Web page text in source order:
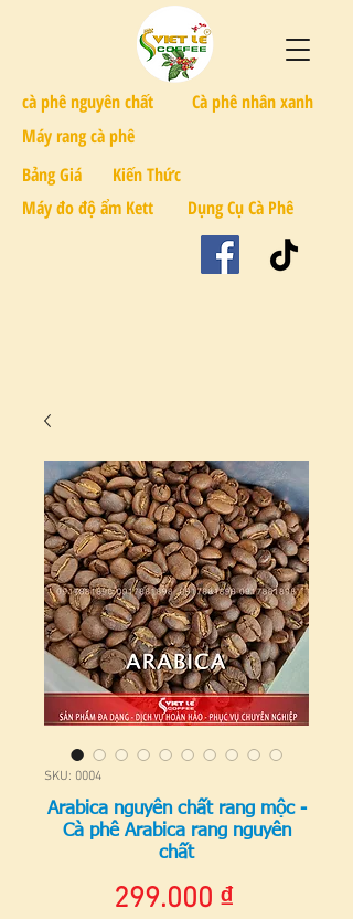
Bảng Giá
Dụng Cụ Cà Phê
Máy đo độ ẩm Kett
Kiến Thức
Cà phê nhân xanh
cà phê nguyên chất
Máy rang cà phê
SKU: 0004
Arabica nguyên chất rang mộc -
Cà phê Arabica rang nguyên
chất
299.000 ₫Giá